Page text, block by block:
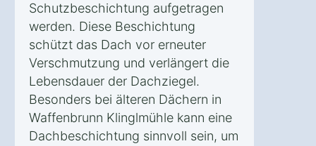
Schutzbeschichtung aufgetragen
werden. Diese Beschichtung
schützt das Dach vor erneuter
Verschmutzung und verlängert die
Lebensdauer der Dachziegel.
Besonders bei älteren Dächern in
Waffenbrunn Klinglmühle kann eine
Dachbeschichtung sinnvoll sein, um